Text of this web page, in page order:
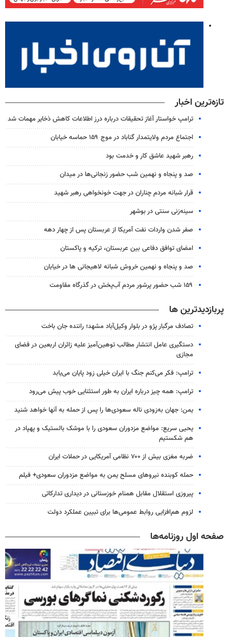
تازه‌ترین اخبار
ترامپ خواستار آغاز تحقیقات درباره درز اطلاعات کاهش ذخایر مهمات شد
اجتماع مردم ولایتمدار گناباد در موج ۱۵۹ حماسه خیابان
رهبر شهید عاشق کار و خدمت بود
صد و پنجاه و نهمین شب حضور زنجانی‌ها در میدان
قرار شبانه مردم چناران در جهت خونخواهی رهبر شهید
سینه‌زنی سنتی در بوشهر
صفر شدن واردات نفت آمریکا از عربستان پس از چهار دهه
امضای توافق دفاعی بین عربستان، ترکیه و پاکستان
صد و پنجاه و نهمین خروش شبانه لاهیجانی ها در خیابان
۱۵۹ شب حضور پرشور مردم آب‌پخش در گذرگاه مقاومت
پربازدیدترین ها
تصادف مرگبار پژو در بلوار وکیل‌آباد مشهد؛ راننده جان باخت
دستگیری عامل انتشار مطالب توهین‌آمیز علیه زائران اربعین در فضای
مجازی
ترامپ: فکر می‌کنم جنگ با ایران خیلی زود پایان می‌یابد
ترامپ: همه چیز درباره ایران به طور استثنایی خوب پیش می‌رود
یمن: جهان به‌زودی ناله سعودی‌ها را پس از حمله به آنها خواهد شنید
یحیی سریع: مواضع مزدوران سعودی را با موشک بالستیک و پهپاد در
هم شکستیم
ضربه مغزی بیش از ۷۰۰ نظامی آمریکایی در حملات ایران
حمله کوبنده نیروهای مسلح یمن به مواضع مزدوران سعودی+ فیلم
پیروزی استقلال مقابل همنام خوزستانی در دیداری تدارکاتی
لزوم هم‌افزایی روابط‌ عمومی‌ها برای تبیین عملکرد دولت
صفحه اول روزنامه‌ها